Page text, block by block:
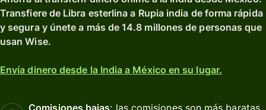
Transfiere de Libra esterlina a Rupia india de forma rápida
y segura y únete a más de 14.8 millones de personas que
usan Wise.
Envía dinero desde la India a México en su lugar.